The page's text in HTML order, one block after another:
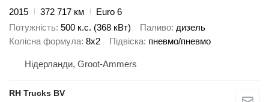
2015
372 717 км
Euro 6
Потужність 500 к.с. (368 кВт) Паливо дизель
Колісна формула 8x2 Підвіска пневмо/пневмо
Нідерланди, Groot-Ammers
RH Trucks BV